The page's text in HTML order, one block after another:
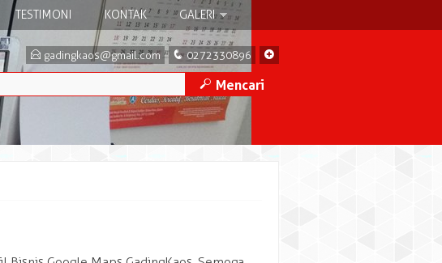
TESTIMONI KONTAK GALERI
+
q 0272330896
E gadingkaos@gmail.com
M Mencari